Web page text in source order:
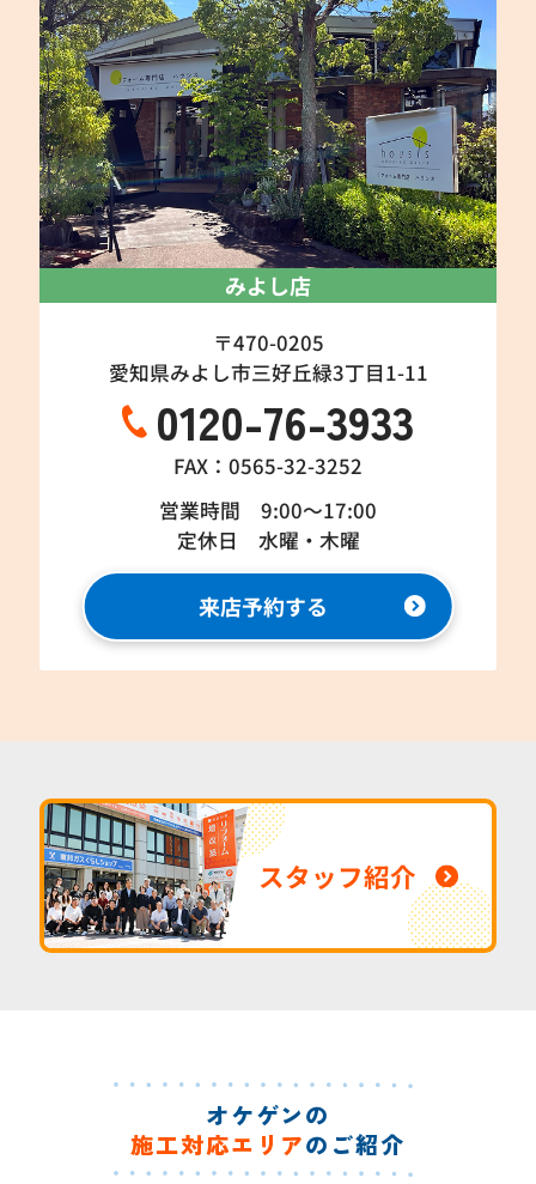
みよし店
〒470-0205
愛知県みよし市三好丘緑3丁目1-11
0120-76-3933
FAX：0565-32-3252
営業時間 9:00～17:00
定休日 水曜・木曜
来店予約する
スタッフ紹介
オケゲンの
施工対応エリアのご紹介